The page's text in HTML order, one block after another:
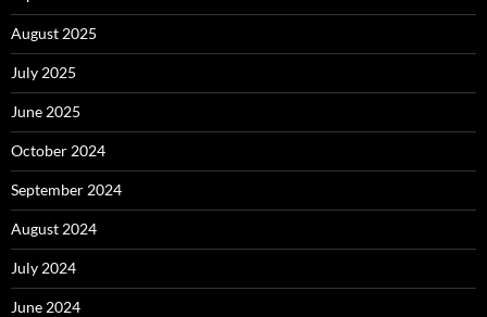
August 2025
July 2025
June 2025
October 2024
September 2024
August 2024
July 2024
June 2024